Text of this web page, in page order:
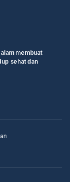
membuat
sehat dan